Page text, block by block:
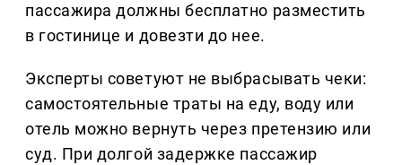
пассажира должны бесплатно разместить
в гостинице и довезти до нее.
Эксперты советуют не выбрасывать чеки:
самостоятельные траты на еду, воду или
отель можно вернуть через претензию или
суд. При долгой задержке пассажир